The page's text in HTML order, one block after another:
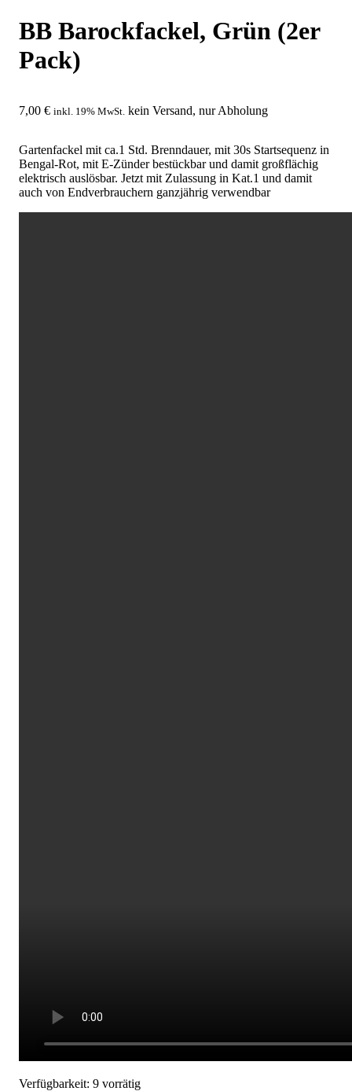
BB Barockfackel, Grün (2er
Pack)
7,00 € inkl. 19% MwSt. kein Versand, nur Abholung
Gartenfackel mit ca.1 Std. Brenndauer, mit 30s Startsequenz in
Bengal-Rot, mit E-Zünder bestückbar und damit großflächig
elektrisch auslösbar. Jetzt mit Zulassung in Kat.1 und damit
auch von Endverbrauchern ganzjährig verwendbar
Verfügbarkeit: 9 vorrätig